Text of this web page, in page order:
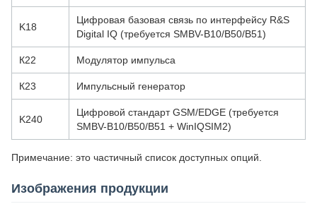
K18
Цифровая базовая связь по интерфейсу R&S
Digital IQ (требуется SMBV-B10/B50/B51)
К22 Модулятор импульса
К23 Импульсный генератор
K240
Цифровой стандарт GSM/EDGE (требуется
SMBV-B10/B50/B51 + WinIQSIM2)
Примечание: это частичный список доступных опций.
Изображения продукции